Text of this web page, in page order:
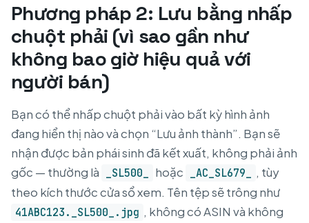
Phương pháp 2: Lưu bằng nhấp
chuột phải (vì sao gần như
không bao giờ hiệu quả với
người bán)
Bạn có thể nhấp chuột phải vào bất kỳ hình ảnh
đang hiển thị nào và chọn “Lưu ảnh thành”. Bạn sẽ
nhận được bản phái sinh đã kết xuất, không phải ảnh
gốc — thường là
_SL500_ hoặc _AC_SL679_
, tùy
theo kích thước cửa sổ xem. Tên tệp sẽ trông như
41ABC123._SL500_.jpg , không có ASIN và không